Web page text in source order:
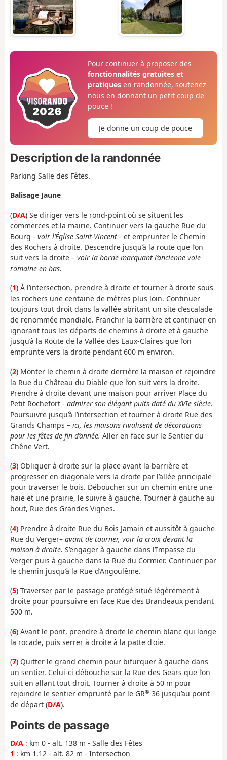
Pour continuer à proposer des
fonctionnalités gratuites et
pratiquesen randonnée, soutenez-
nous en donnant un petit coup de
pouce !
Je donne un coup de pouce
Description de la randonnée
Parking Salle des Fêtes.
Balisage Jaune
(D/A) Se diriger vers le rond-point où se situent les
commerces et la mairie. Continuer vers la gauche Rue du
Bourg - voir l’Église Saint-Vincent - et emprunter le Chemin
des Rochers à droite. Descendre jusqu’à la route que l’on
suit vers la droite – voir la borne marquant l’ancienne voie
romaine en bas.
(1) À l’intersection, prendre à droite et tourner à droite sous
les rochers une centaine de mètres plus loin. Continuer
toujours tout droit dans la vallée abritant un site d’escalade
de renommée mondiale. Franchir la barrière et continuer en
ignorant tous les départs de chemins à droite et à gauche
jusqu’à la Route de la Vallée des Eaux-Claires que l’on
emprunte vers la droite pendant 600 m environ.
(2) Monter le chemin à droite derrière la maison et rejoindre
la Rue du Château du Diable que l’on suit vers la droite.
Prendre à droite devant une maison pour arriver Place du
Petit Rochefort - admirer son élégant puits daté du XVIe siècle.
Poursuivre jusqu’à l’intersection et tourner à droite Rue des
Grands Champs – ici, les maisons rivalisent de décorations
pour les fêtes de fin d’année. Aller en face sur le Sentier du
Chêne Vert.
(3) Obliquer à droite sur la place avant la barrière et
progresser en diagonale vers la droite par l’allée principale
pour traverser le bois. Déboucher sur un chemin entre une
haie et une prairie, le suivre à gauche. Tourner à gauche au
bout, Rue des Grandes Vignes.
(4) Prendre à droite Rue du Bois Jamain et aussitôt à gauche
Rue du Verger– avant de tourner, voir la croix devant la
maison à droite. S’engager à gauche dans l’Impasse du
Verger puis à gauche dans la Rue du Cormier. Continuer par
le chemin jusqu’à la Rue d’Angoulême.
(5) Traverser par le passage protégé situé légèrement à
droite pour poursuivre en face Rue des Brandeaux pendant
500 m.
(6) Avant le pont, prendre à droite le chemin blanc qui longe
la rocade, puis serrer à droite à la patte d'oie.
(7) Quitter le grand chemin pour bifurquer à gauche dans
un sentier. Celui-ci débouche sur la Rue des Gears que l’on
suit en allant tout droit. Tourner à droite à 50 m pour
rejoindre le sentier emprunté par le GR® 36 jusqu’au point
de départ (D/A).
Points de passage
D/A : km 0 - alt. 138 m - Salle des Fêtes
1 : km 1.12 - alt. 82 m - Intersection